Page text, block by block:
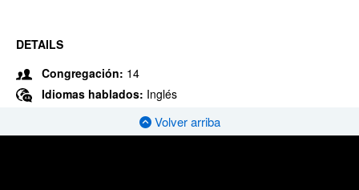
DETAILS
Congregación: 14
Idiomas hablados: Inglés
Volver arriba